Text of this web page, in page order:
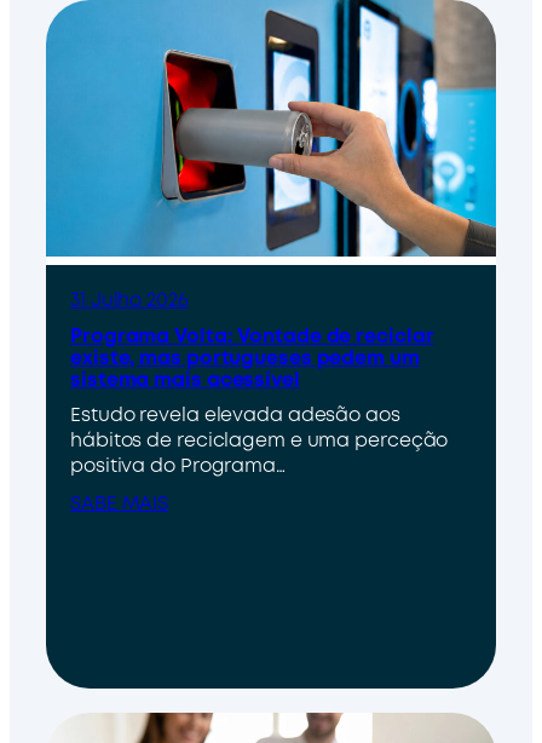
31 Julho 2026
Programa Volta: Vontade de reciclar
existe, mas portugueses pedem um
sistema mais acessível
Estudo revela elevada adesão aos
hábitos de reciclagem e uma perceção
positiva do Programa…
SABE MAIS